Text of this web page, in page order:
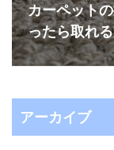
カーペット
ったら取れ
アーカイブ